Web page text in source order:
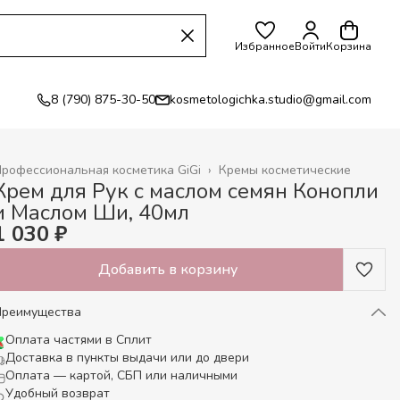
ИзбранноеВойтиКорзина
8 (790) 875-30-50 kosmetologichka.studio@gmail.com
Кремы косметические
косметика GiGi ›
для Рук с маслом семян Конопли
Маслом Ши, 40мл
030 ₽
Добавить в корзину
Оплата частями в Сплит
Доставка в пункты выдачи или до двери
Оплата — картой, СБП или наличными
Удобный возврат